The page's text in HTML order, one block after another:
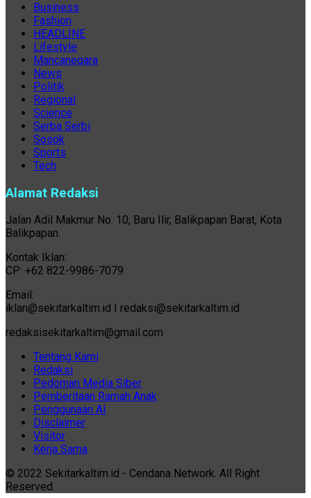
Business
Fashion
HEADLINE
Lifestyle
Mancanegara
News
Politik
Regional
Science
Serba Serbi
Sosok
Sports
Tech
Alamat Redaksi
Jalan Adil Makmur No. 10, Baru Ilir, Balikpapan Barat, Kota
Balikpapan.
Kontak Iklan:
CP: +62 822-9986-7079
Email:
iklan@sekitarkaltim.id I redaksi@sekitarkaltim.id
redaksisekitarkaltim@gmail.com
Tentang Kami
Redaksi
Pedoman Media Siber
Pemberitaan Ramah Anak
Penggunaan AI
Disclaimer
Visitor
Kerja Sama
© 2022 Sekitarkaltim.id - Cendana Network. All Right
Reserved.